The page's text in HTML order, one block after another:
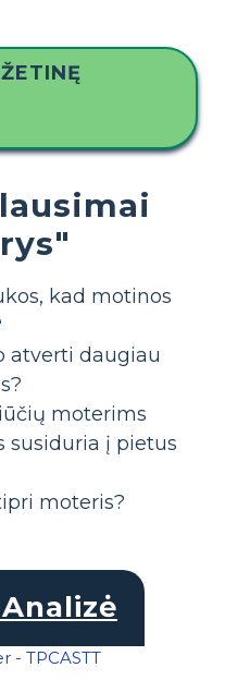
kad motinos
atverti daugiau
moterims
susiduria į pietus
moteris?